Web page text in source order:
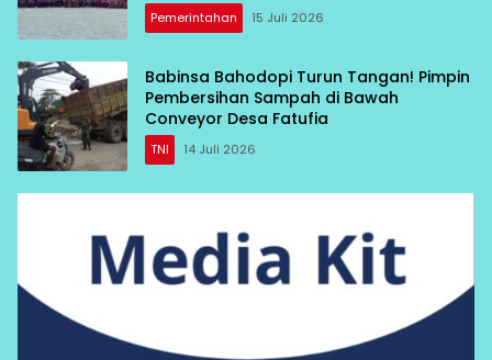
Pemerintahan 15 Juli 2026
Babinsa Bahodopi Turun Tangan! Pimpin
Pembersihan Sampah di Bawah
Conveyor Desa Fatufia
TNI 14 Juli 2026